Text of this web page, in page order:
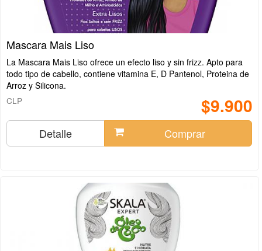
Mascara Mais Liso
La Mascara Mais Liso ofrece un efecto liso y sin frizz. Apto para
todo tipo de cabello, contiene vitamina E, D Pantenol, Proteina de
Arroz y Silicona.
$9.900
CLP
Detalle Comprar